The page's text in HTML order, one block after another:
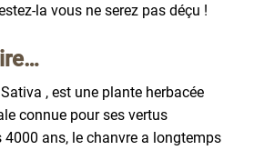
la vous ne serez pas déçu !
, est une plante herbacée
connue pour ses vertus
ans, le chanvre a longtemps